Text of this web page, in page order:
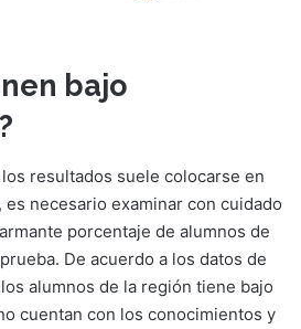
bajo
resultados suele colocarse en
necesario examinar con cuidado
porcentaje de alumnos de
De acuerdo a los datos de
alumnos de la región tiene bajo
cuentan con los conocimientos y